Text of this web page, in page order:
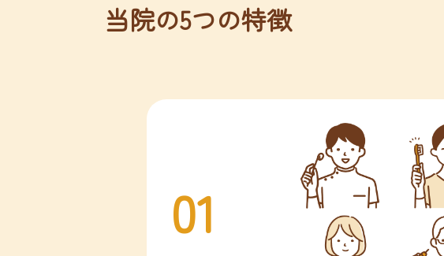
当院の5つの特徴
01